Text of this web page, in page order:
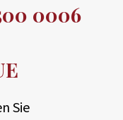
0006
Sie